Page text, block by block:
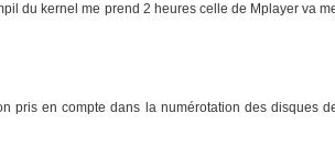
du kernel me prend 2 heures celle de Mplayer va
pris en compte dans la numérotation des disques